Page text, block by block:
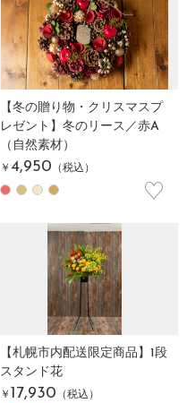
【冬の贈り物・クリスマスプ
レゼント】冬のリース／赤A
（自然素材）
￥ 4,950 （税込）
♡
【札幌市内配送限定商品】1段
スタンド花
￥ 17,930 （税込）